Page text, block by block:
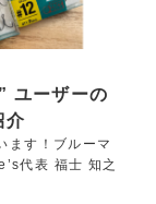
ユーザーの
介
ます！ブルーマ
代表 福士 知之